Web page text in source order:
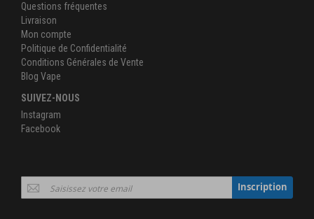
Questions fréquentes
Livraison
Mon compte
Politique de Confidentialité
Conditions Générales de Vente
Blog Vape
SUIVEZ-NOUS
Instagram
Facebook
Inscription
à
Inscription